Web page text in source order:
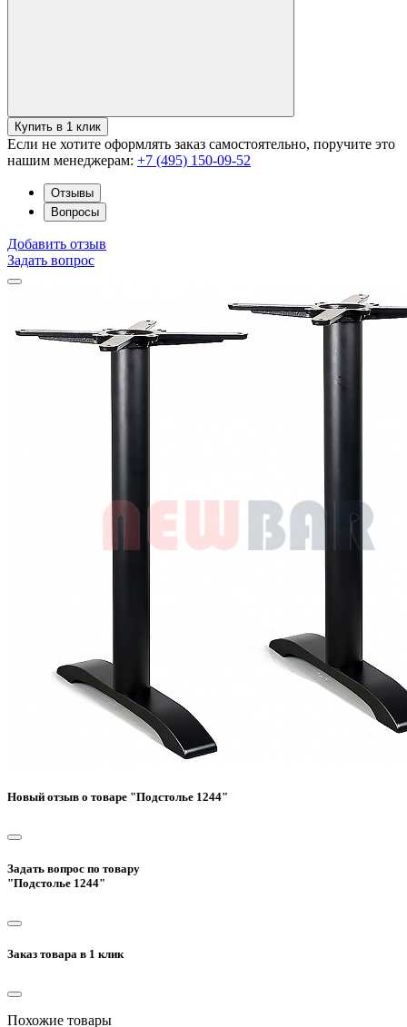
Купить в 1 клик
Если не хотите оформлять заказ самостоятельно, поручите это
нашим менеджерам: +7 (495) 150-09-52
Отзывы
Вопросы
Добавить отзыв
Задать вопрос
Новый отзыв о товаре "Подстолье 1244"
Задать вопрос по товару
"Подстолье 1244"
Заказ товара в 1 клик
Похожие товары